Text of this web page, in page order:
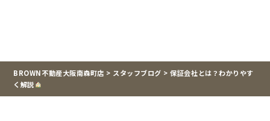
BROWN不動産大阪南森町店 > スタッフブログ >保証会社とは？わかりやす
く解説